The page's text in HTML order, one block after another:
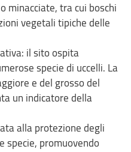
minacciate, tra cui boschi
vegetali tipiche delle
il sito ospita
specie di uccelli. La
e del grosso del
un indicatore della
alla protezione degli
specie, promuovendo